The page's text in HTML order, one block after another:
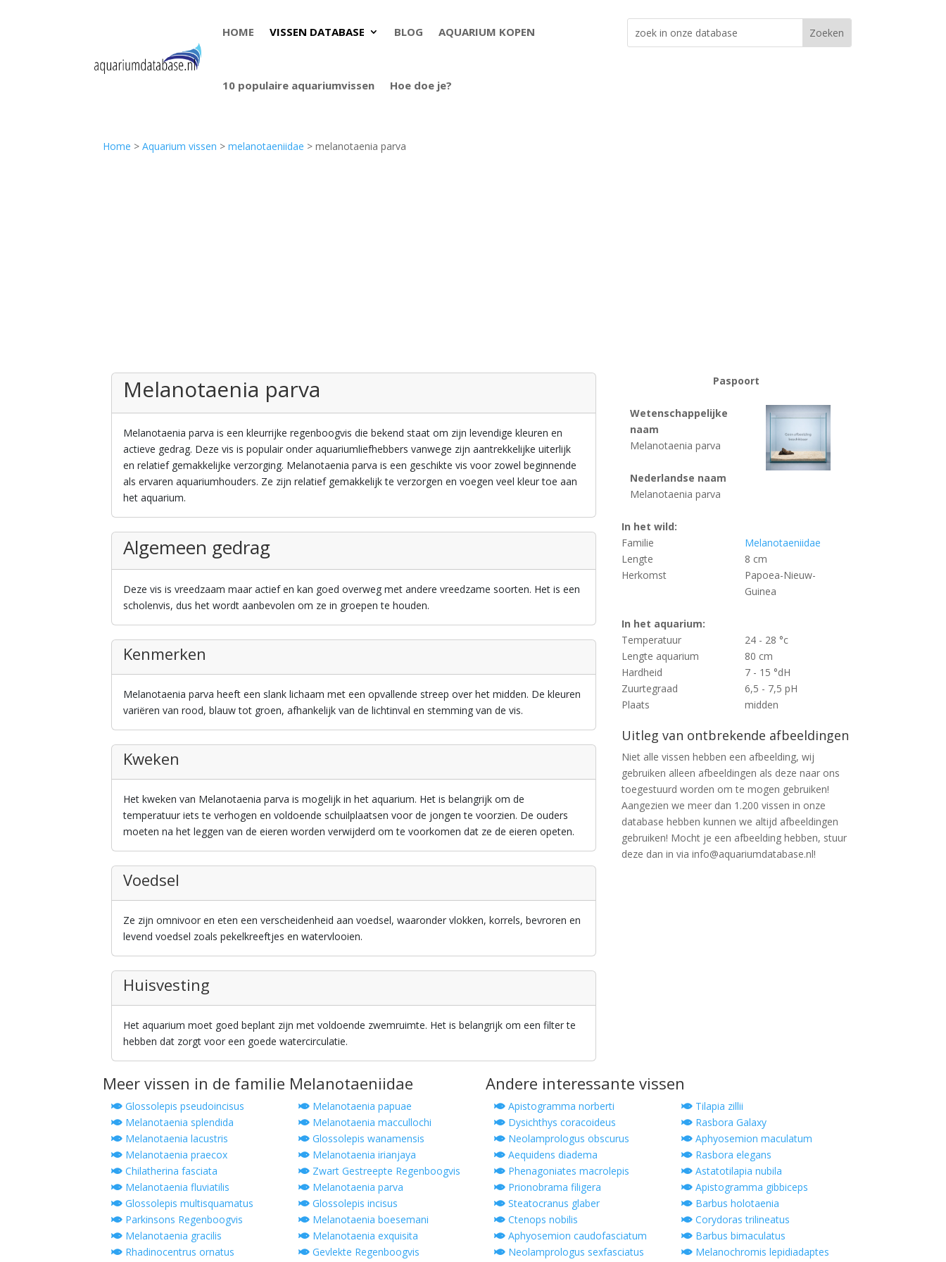
HOME VISSEN DATABASE BLOG AQUARIUM KOPEN
10 populaire aquariumvissen Hoe doe je?
Home >Aquarium vissen >melanotaeniidae > melanotaenia parva
Paspoort
Wetenschappelijke
naam
Melanotaenia parva
Nederlandse naam
Melanotaenia parva
In het wild:
Familie
Melanotaeniidae
Lengte
8 cm
Herkomst
Papoea-Nieuw-
Guinea
In het aquarium:
Temperatuur
24 - 28 °c
Lengte aquarium
80 cm
Hardheid
7 - 15 °dH
Zuurtegraad
6,5 - 7,5 pH
Plaats
midden
Uitleg van ontbrekende afbeeldingen
Niet alle vissen hebben een afbeelding, wij
gebruiken alleen afbeeldingen als deze naar ons
toegestuurd worden om te mogen gebruiken!
Aangezien we meer dan 1.200 vissen in onze
database hebben kunnen we altijd afbeeldingen
gebruiken! Mocht je een afbeelding hebben, stuur
deze dan in via info@aquariumdatabase.nl!
Melanotaenia parva
Melanotaenia parva is een kleurrijke regenboogvis die bekend staat om zijn levendige kleuren en
actieve gedrag. Deze vis is populair onder aquariumliefhebbers vanwege zijn aantrekkelijke uiterlijk
en relatief gemakkelijke verzorging. Melanotaenia parva is een geschikte vis voor zowel beginnende
als ervaren aquariumhouders. Ze zijn relatief gemakkelijk te verzorgen en voegen veel kleur toe aan
het aquarium.
Algemeen gedrag
Deze vis is vreedzaam maar actief en kan goed overweg met andere vreedzame soorten. Het is een
scholenvis, dus het wordt aanbevolen om ze in groepen te houden.
Kenmerken
Melanotaenia parva heeft een slank lichaam met een opvallende streep over het midden. De kleuren
variëren van rood, blauw tot groen, afhankelijk van de lichtinval en stemming van de vis.
Kweken
Het kweken van Melanotaenia parva is mogelijk in het aquarium. Het is belangrijk om de
temperatuur iets te verhogen en voldoende schuilplaatsen voor de jongen te voorzien. De ouders
moeten na het leggen van de eieren worden verwijderd om te voorkomen dat ze de eieren opeten.
Voedsel
Ze zijn omnivoor en eten een verscheidenheid aan voedsel, waaronder vlokken, korrels, bevroren en
levend voedsel zoals pekelkreeftjes en watervlooien.
Huisvesting
Het aquarium moet goed beplant zijn met voldoende zwemruimte. Het is belangrijk om een filter te
hebben dat zorgt voor een goede watercirculatie.
Meer vissen in de familie Melanotaeniidae
Glossolepis pseudoincisus
Melanotaenia papuae
Melanotaenia splendida
Melanotaenia maccullochi
Melanotaenia lacustris
Glossolepis wanamensis
Melanotaenia praecox
Melanotaenia irianjaya
Chilatherina fasciata
Zwart Gestreepte Regenboogvis
Melanotaenia fluviatilis
Melanotaenia parva
Glossolepis multisquamatus
Glossolepis incisus
Parkinsons Regenboogvis
Melanotaenia boesemani
Melanotaenia gracilis
Melanotaenia exquisita
Rhadinocentrus ornatus
Gevlekte Regenboogvis
Andere interessante vissen
Apistogramma norberti
Tilapia zillii
Dysichthys coracoideus
Rasbora Galaxy
Neolamprologus obscurus
Aphyosemion maculatum
Aequidens diadema
Rasbora elegans
Phenagoniates macrolepis
Astatotilapia nubila
Prionobrama filigera
Apistogramma gibbiceps
Steatocranus glaber
Barbus holotaenia
Ctenops nobilis
Corydoras trilineatus
Aphyosemion caudofasciatum
Barbus bimaculatus
Neolamprologus sexfasciatus
Melanochromis lepidiadaptes